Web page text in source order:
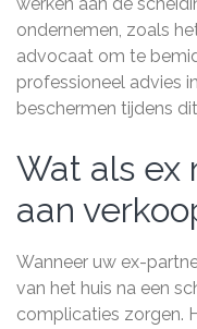
ondernemen, zoals
advocaat om te
professioneel advies
beschermen tijdens
Wat als ex
aan
Wanneer uw ex-
van het huis na een
complicaties zorgen.